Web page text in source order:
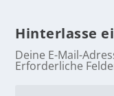
Hinterlasse
Deine E-Mail-
Erforderliche